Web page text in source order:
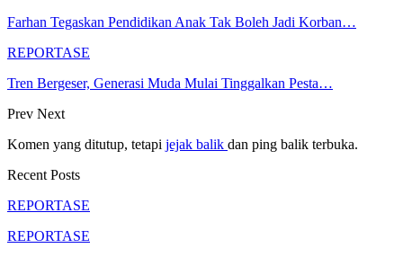
Farhan Tegaskan Pendidikan Anak Tak Boleh Jadi Korban…
REPORTASE
Tren Bergeser, Generasi Muda Mulai Tinggalkan Pesta…
Prev Next
Komen yang ditutup, tetapi jejak balik dan ping balik terbuka.
Recent Posts
REPORTASE
REPORTASE